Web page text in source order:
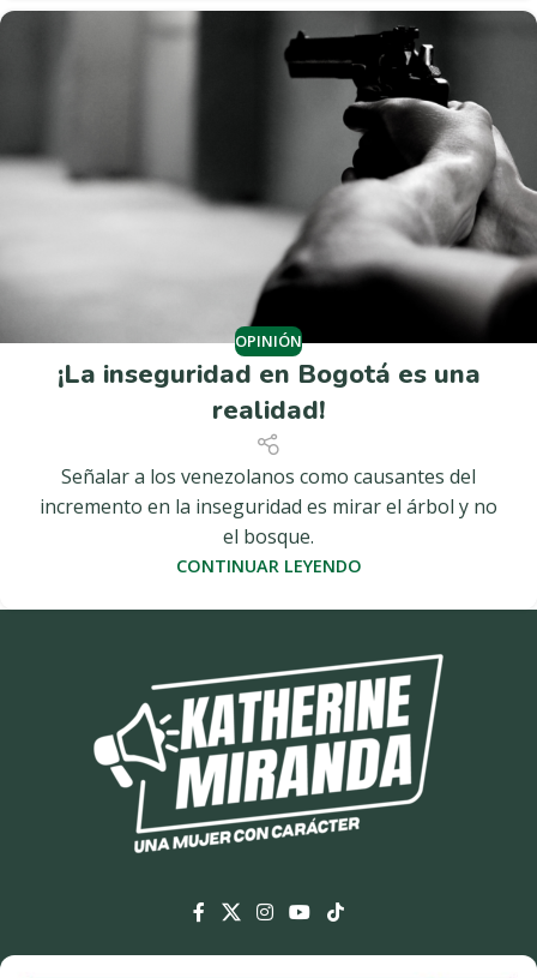
OPINIÓN
¡La inseguridad en Bogotá es una
realidad!
Señalar a los venezolanos como causantes del
incremento en la inseguridad es mirar el árbol y no
el bosque.
CONTINUAR LEYENDO